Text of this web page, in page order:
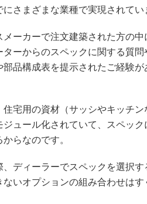
さまざまな業種で実現されてい
ーカーで注文建築された方の中
ーからのスペックに関する質問
品構成表を提示されたご経験が
宅用の資材（サッシやキッチン
ュール化されていて、スペック
らなのです。
ディーラーでスペックを選択す
いオプションの組み合わせはす